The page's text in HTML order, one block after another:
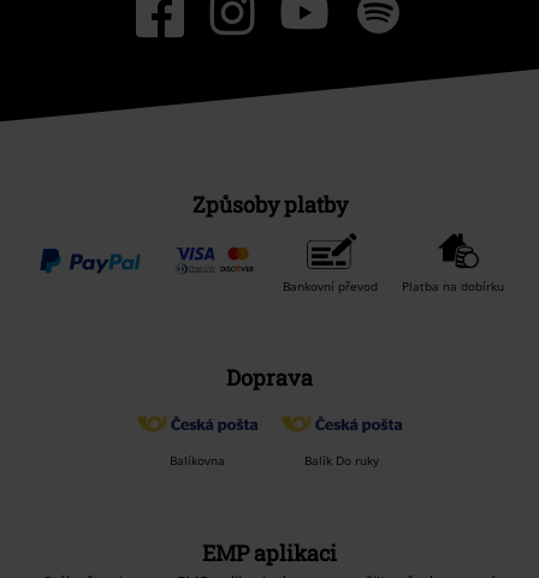
Způsoby platby
Bankovní převod Platba na dobírku
Doprava
Balíkovna Balík Do ruky
EMP aplikaci